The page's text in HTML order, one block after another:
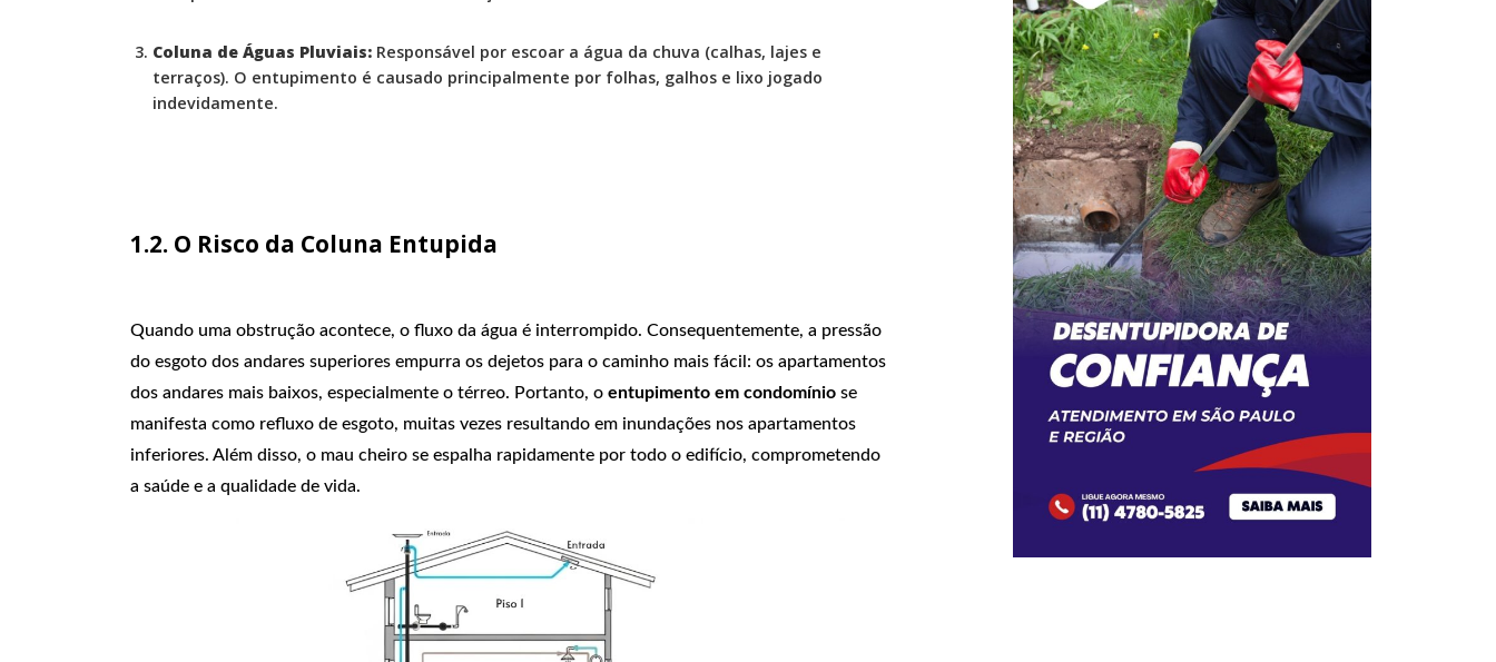
Coluna de Águas Pluviais: Responsável por escoar a água da chuva (calhas, lajes e
terraços). O entupimento é causado principalmente por folhas, galhos e lixo jogado
indevidamente.
1.2. O Risco da Coluna Entupida
Quando uma obstrução acontece, o fluxo da água é interrompido. Consequentemente, a pressão
do esgoto dos andares superiores empurra os dejetos para o caminho mais fácil: os apartamentos
dos andares mais baixos, especialmente o térreo. Portanto, o entupimento em condomínio se
manifesta como refluxo de esgoto, muitas vezes resultando em inundações nos apartamentos
inferiores. Além disso, o mau cheiro se espalha rapidamente por todo o edifício, comprometendo
a saúde e a qualidade de vida.